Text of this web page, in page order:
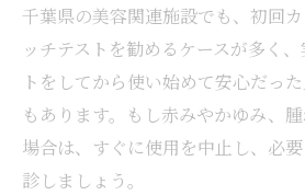
千葉県の美容関連施設でも、初回
ッチテストを勧めるケースが多く
トをしてから使い始めて安心だっ
もあります。もし赤みやかゆみ、
場合は、すぐに使用を中止し、必
診しましょう。